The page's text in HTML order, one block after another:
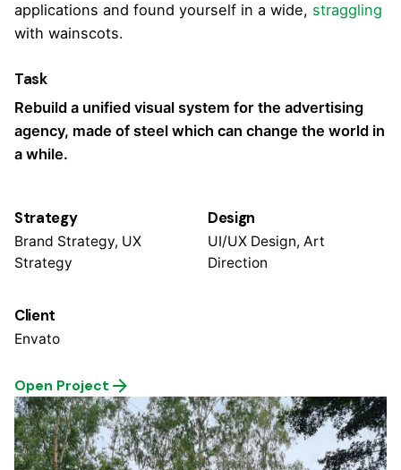
applications and found yourself in a wide, straggling
with wainscots.
Task
Rebuild a unified visual system for the advertising
agency, made of steel which can change the world in
a while.
Strategy
Brand Strategy, UX
Strategy
Design
UI/UX Design, Art
Direction
Client
Envato
Open Project